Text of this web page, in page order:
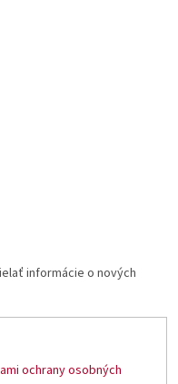
informácie o nových
ochrany osobných